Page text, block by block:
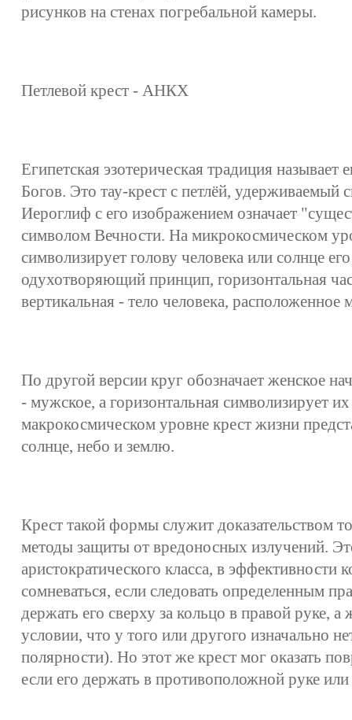
рисунков на стенах погребальной камеры.
Петлевой крест - АНКХ
Египетская эзотерическая традиция называет
Богов. Это тау-крест с петлёй, удерживаемый
Иероглиф с его изображением означает
символом Вечности. На микрокосмическом
символизирует голову человека или солнце
одухотворяющий принцип, горизонтальная
вертикальная - тело человека,
По другой версии круг обозначает женское
- мужское, а горизонтальная символизирует
макрокосмическом уровне крест жизни
солнце, небо и землю.
Крест такой формы служит доказательством
методы защиты от вредоносных излучений.
аристократического класса, в эффективности
сомневаться, если следовать определенным
держать его сверху за кольцо в правой руке,
условии, что у того или другого изначально
полярности). Но этот же крест мог оказать
если его держать в противоположной руке или